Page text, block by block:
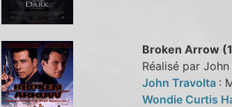
Broken Arrow
Réalisé par John
John Travolta :
Wondie Curtis